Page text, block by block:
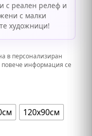
с реален релеф и
с малки
художници!
в персонализиран
повече информация се
120х90см